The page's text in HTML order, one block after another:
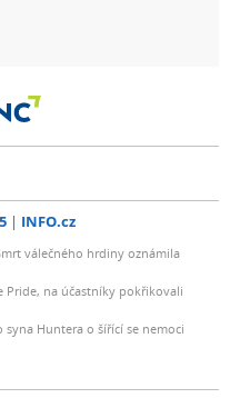
INFO.cz
válečného hrdiny oznámila
Pride, na účastníky pokřikovali
Huntera o šířící se nemoci